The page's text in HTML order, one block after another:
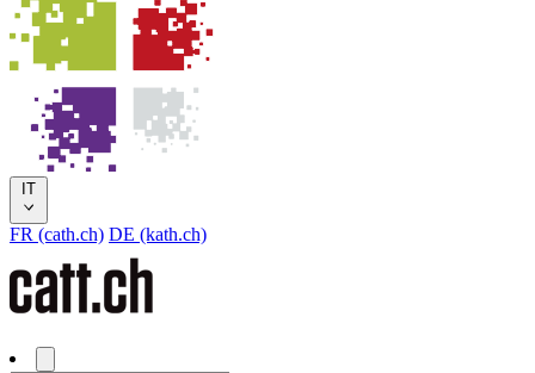
IT
FR (cath.ch) DE (kath.ch)